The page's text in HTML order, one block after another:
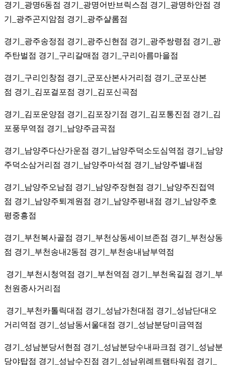
경기_광명6동점 경기_광명어반브릭스점 경기_광명하안점 경
기_광주곤지암점 경기_광주샬롬점
경기_광주송정점 경기_광주신현점 경기_광주쌍령점 경기_광
주탄벌점 경기_구리갈매점 경기_구리아름마을점
경기_구리인창점 경기_군포산본사거리점 경기_군포산본
점 경기_김포걸포점 경기_김포신곡점
경기_김포운양점 경기_김포장기점 경기_김포통진점 경기_김
포풍무역점 경기_남양주금곡점
경기_남양주다산가운점 경기_남양주덕소도심역점 경기_남양
주덕소삼거리점 경기_남양주마석점 경기_남양주별내점
경기_남양주오남점 경기_남양주장현점 경기_남양주진접역
점 경기_남양주퇴계원점 경기_남양주평내점 경기_남양주호
평중흥점
경기_부천복사골점 경기_부천상동세이브존점 경기_부천상동
점 경기_부천송내2동점 경기_부천송내남부역점
경기_부천시청역점 경기_부천역점 경기_부천옥길점 경기_부
천원종사거리점
경기_부천카톨릭대점 경기_성남가천대점 경기_성남단대오
거리역점 경기_성남동서울대점 경기_성남분당미금역점
경기_성남분당서현점 경기_성남분당수내파크점 경기_성남분
당야탑점 경기_성남수진점 경기_성남위례트램타워점 경기_